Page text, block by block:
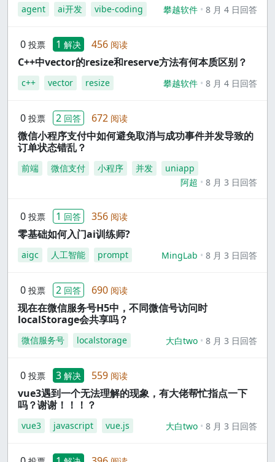
agent ai开发 vibe-coding 攀越软件 8 月 4 日回答
0 投票 1 解决 456 阅读
C++中vector的resize和reserve方法有何本质区别？
c++ vector resize 攀越软件 8 月 4 日回答
0 投票 2 回答 672 阅读
微信小程序支付中如何避免取消与成功事件并发导致的
订单状态错乱？
前端 微信支付 小程序 并发
uniapp
阿超
8 月 3 日回答
0 投票 1 回答 356 阅读
零基础如何入门ai训练师?
aigc 人工智能 prompt MingLab 8 月 3 日回答
0 投票 2 回答 690 阅读
现在在微信服务号H5中，不同微信号访问时
localStorage会共享吗？
微信服务号 localstorage 大白two 8 月 3 日回答
0 投票 3 解决 559 阅读
vue3遇到一个无法理解的现象，有大佬帮忙指点一下
吗？谢谢！！！？
vue3 javascript vue.js 大白two 8 月 3 日回答